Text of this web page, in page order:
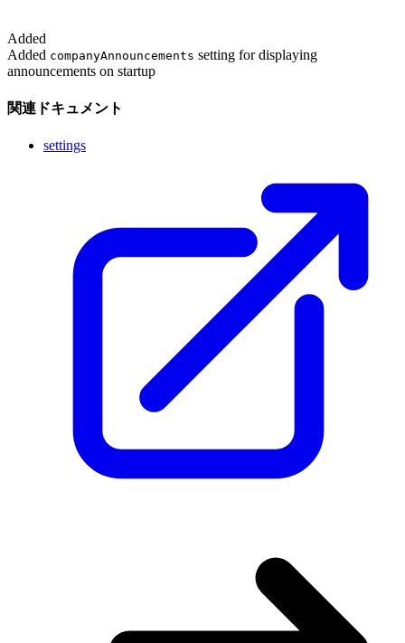
Added
Added companyAnnouncements setting for displaying
announcements on startup
関連ドキュメント
settings